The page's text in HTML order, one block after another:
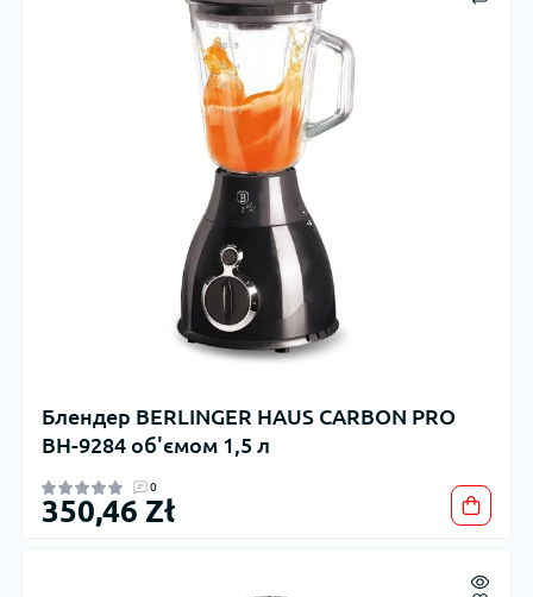
Блендер BERLINGER HAUS CARBON PRO
BH-9284 об'ємом 1,5 л
0
350,46 Zł